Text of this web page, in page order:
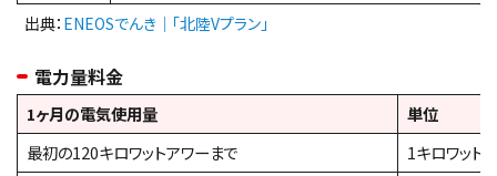
出典： ENEOSでんき｜「北陸Vプラン」
電力量料金
1ヶ月の電気使用量
単位
最初の120キロワットアワーまで
1キロワット